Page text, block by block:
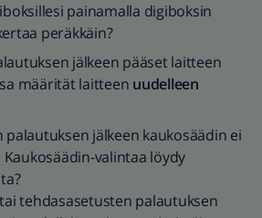
painamalla digiboksin
peräkkäin?
jälkeen pääset laitteen
määrität laitteen uudelleen
palautuksen jälkeen kaukosäädin ei
valintaa löydy
tehdasasetusten palautuksen